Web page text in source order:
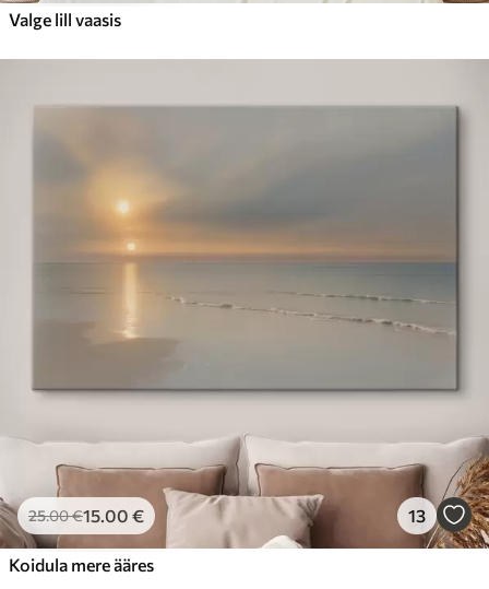
Valge lill vaasis
25.00€15.00 € 13
Koidula mere ääres